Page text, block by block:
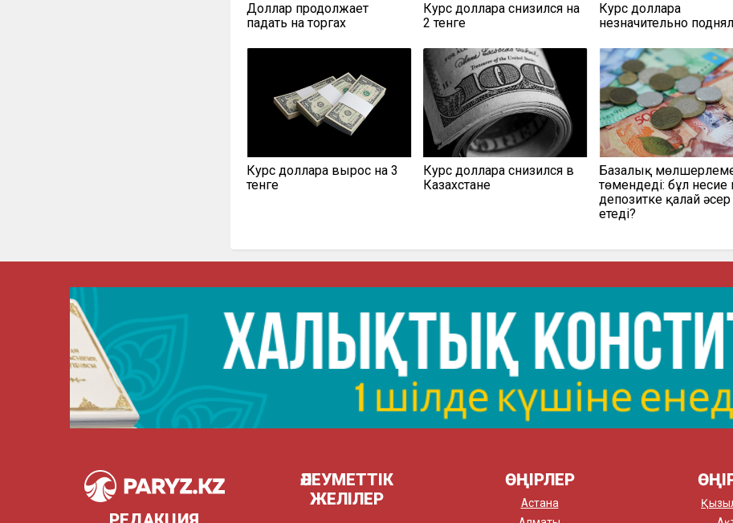
Доллар продолжает
падать на торгах
Курс доллара снизился на
2 тенге
Курс доллара
незначительно
Курс доллара вырос на 3
тенге
Курс доллара снизился в
Казахстане
Базалық
төмендеді: бұл несие
депозитке қалай әсер
етеді?
ӘЛЕУМЕТТІК
ЖЕЛІЛЕР
ӨҢІРЛЕР
Астана